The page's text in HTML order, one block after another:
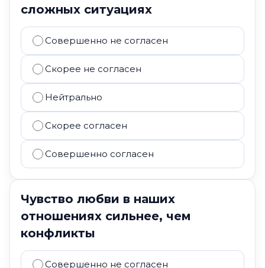
сложных ситуациях
Совершенно не согласен
Скорее не согласен
Нейтрально
Скорее согласен
Совершенно согласен
Чувство любви в наших
отношениях сильнее, чем
конфликты
Совершенно не согласен